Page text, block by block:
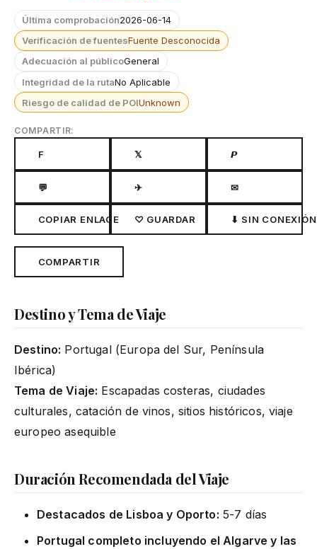
Última comprobación2026-06-14
Verificación de fuentesFuente Desconocida
Adecuación al públicoGeneral
Integridad de la rutaNo Aplicable
Riesgo de calidad de POIUnknown
COMPARTIR:
F 𝕏 𝙋
💬 ✈ ✉
COPIAR ENLACE ♡ GUARDAR ⬇ SIN CONEXIÓN
COMPARTIR
Destino y Tema de Viaje
Destino: Portugal (Europa del Sur, Península
Ibérica)
Tema de Viaje: Escapadas costeras, ciudades
culturales, catación de vinos, sitios históricos, viaje
europeo asequible
Duración Recomendada del Viaje
Destacados de Lisboa y Oporto: 5-7 días
Portugal completo incluyendo el Algarve y las